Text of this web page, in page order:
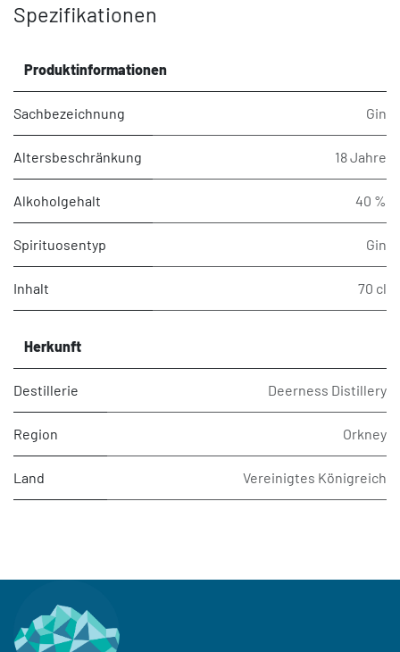
Spezifikationen
Produktinformationen
Sachbezeichnung Gin
Altersbeschränkung 18 Jahre
Alkoholgehalt 40 %
Spirituosentyp Gin
Inhalt 70 cl
Herkunft
Destillerie Deerness Distillery
Region Orkney
Land Vereinigtes Königreich